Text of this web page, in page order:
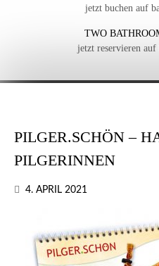
jetzt buchen auf
TWO
jetzt reservieren
PILGER.SCHÖN –
PILGERINNEN
4. APRIL 2021